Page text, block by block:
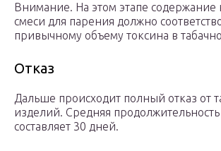
Внимание. На этом этапе содержание
смеси для парения должно
привычному объему токсина в
Отказ
Дальше происходит полный отказ от
изделий. Средняя продолжительность
составляет 30 дней.